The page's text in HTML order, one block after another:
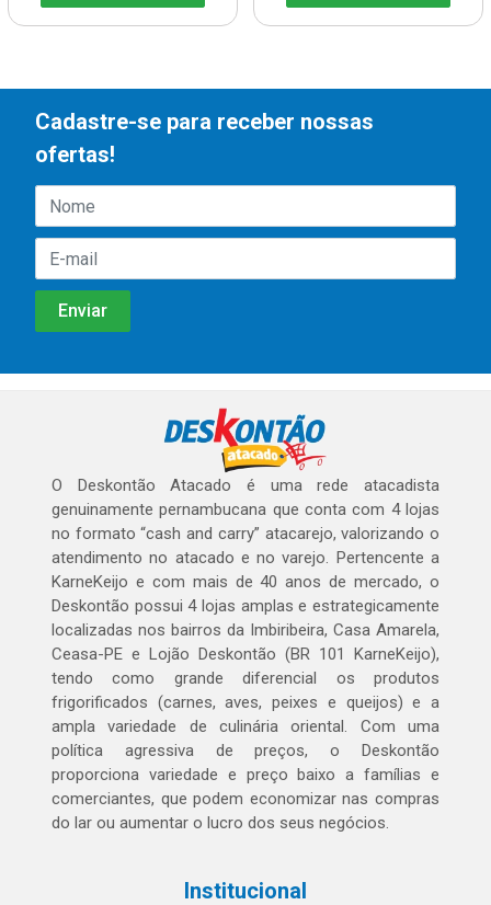
Cadastre-se para receber nossas
ofertas!
O Deskontão Atacado é uma rede atacadista
genuinamente pernambucana que conta com 4 lojas
no formato “cash and carry” atacarejo, valorizando o
atendimento no atacado e no varejo. Pertencente a
KarneKeijo e com mais de 40 anos de mercado, o
Deskontão possui 4 lojas amplas e estrategicamente
localizadas nos bairros da Imbiribeira, Casa Amarela,
Ceasa-PE e Lojão Deskontão (BR 101 KarneKeijo),
tendo como grande diferencial os produtos
frigorificados (carnes, aves, peixes e queijos) e a
ampla variedade de culinária oriental. Com uma
política agressiva de preços, o Deskontão
proporciona variedade e preço baixo a famílias e
comerciantes, que podem economizar nas compras
do lar ou aumentar o lucro dos seus negócios.
Institucional